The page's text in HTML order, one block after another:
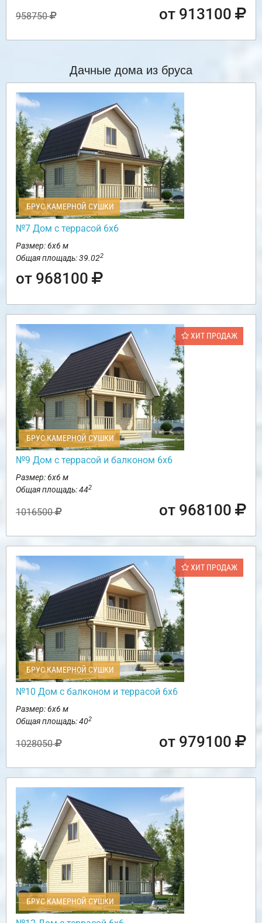
958750 от 913100
Дачные дома из бруса
БРУС КАМЕРНОЙ СУШКИ
№7 Дом с террасой 6х6
Размер: 6х6 м
Общая площадь: 39.022
от 968100
ХИТ ПРОДАЖ
БРУС КАМЕРНОЙ СУШКИ
№9 Дом с террасой и балконом 6х6
Размер: 6х6 м
Общая площадь: 442
1016500 от 968100
ХИТ ПРОДАЖ
БРУС КАМЕРНОЙ СУШКИ
№10 Дом с балконом и террасой 6х6
Размер: 6х6 м
Общая площадь: 402
1028050 от 979100
БРУС КАМЕРНОЙ СУШКИ